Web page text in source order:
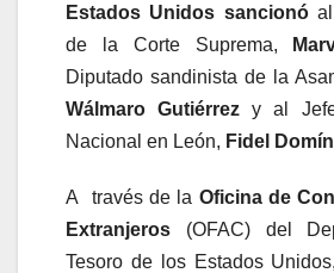
Estados Unidos sancionó
de la Corte Suprema,
Diputado sandinista de la
Wálmaro Gutiérrezy al
Nacional en León, Fidel
A través de la Oficina de
Extranjeros (OFAC) del
Tesoro de los Estados